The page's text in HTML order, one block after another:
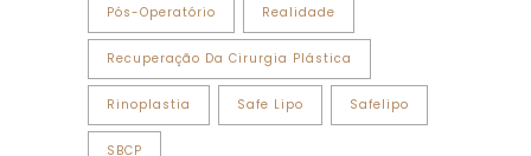
Pós-Operatório Realidade
Recuperação Da Cirurgia Plástica
Rinoplastia Safe Lipo Safelipo
SBCP